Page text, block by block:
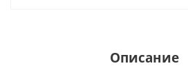
Описание